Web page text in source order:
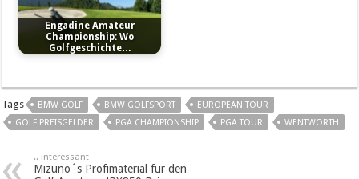
Engadine Amateur
Championship: Wo
Golfgeschichte…
Tags BMW GOLF BMW GOLFSPORT
EUROPEAN TOUR
GOLF PREISGELDER
PGA CHAMPIONSHIP PGA TOUR WENTWORTH
.. interessant
Mizuno´s Profimaterial für den